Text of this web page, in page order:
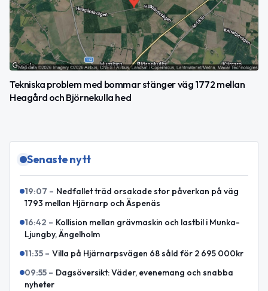
Tekniska problem med bommar stänger väg 1772 mellan
Heagård och Björnekulla hed
Senaste nytt
19:07 – Nedfallet träd orsakade stor påverkan på väg
1793 mellan Hjärnarp och Äspenäs
16:42 – Kollision mellan grävmaskin och lastbil i Munka-
Ljungby, Ängelholm
11:35 – Villa på Hjärnarpsvägen 68 såld för 2 695 000kr
09:55 – Dagsöversikt: Väder, evenemang och snabba
nyheter